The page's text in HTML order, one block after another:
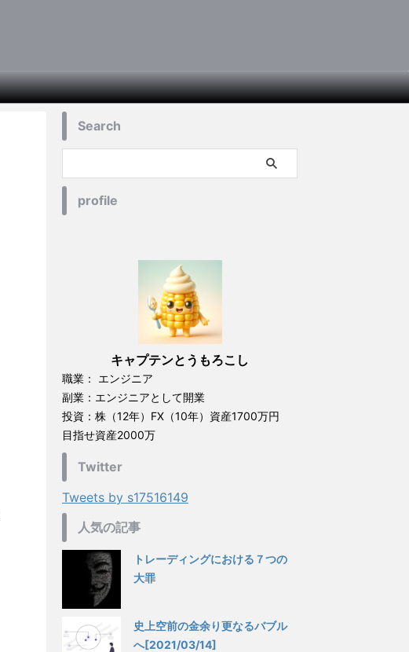
Search
profile
キャプテンとうもろこし
職業： エンジニア
副業：エンジニアとして開業
投資：株（12年）FX（10年）資産1700万円
目指せ資産2000万
Twitter
Tweets by s17516149
人気の記事
トレーディングにおける７つの
大罪
史上空前の金余り更なるバブル
へ[2021/03/14]